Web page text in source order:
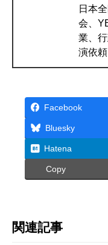
日本
会、
業、
演依頼
Facebook
Bluesky
Hatena
Copy
関連記事